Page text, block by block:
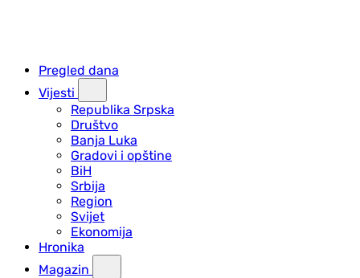
Pregled dana
Vijesti
Republika Srpska
Društvo
Banja Luka
Gradovi i opštine
BiH
Srbija
Region
Svijet
Ekonomija
Hronika
Magazin